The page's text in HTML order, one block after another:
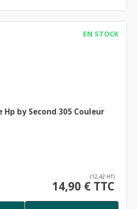
EN STOCK
by Second 305 Couleur
(12,42 HT)
14,90 € TTC